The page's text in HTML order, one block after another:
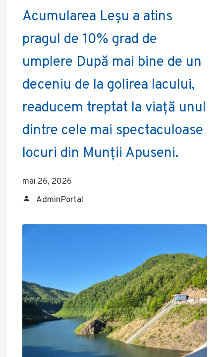
Acumularea Leșu a atins
pragul de 10% grad de
umplere După mai bine de un
deceniu de la golirea lacului,
readucem treptat la viață unul
dintre cele mai spectaculoase
locuri din Munții Apuseni.
mai 26, 2026
AdminPortal